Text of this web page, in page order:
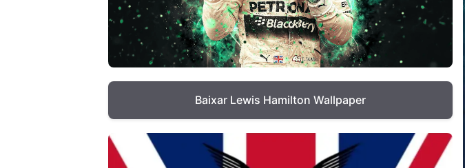
Baixar Lewis Hamilton Wallpaper